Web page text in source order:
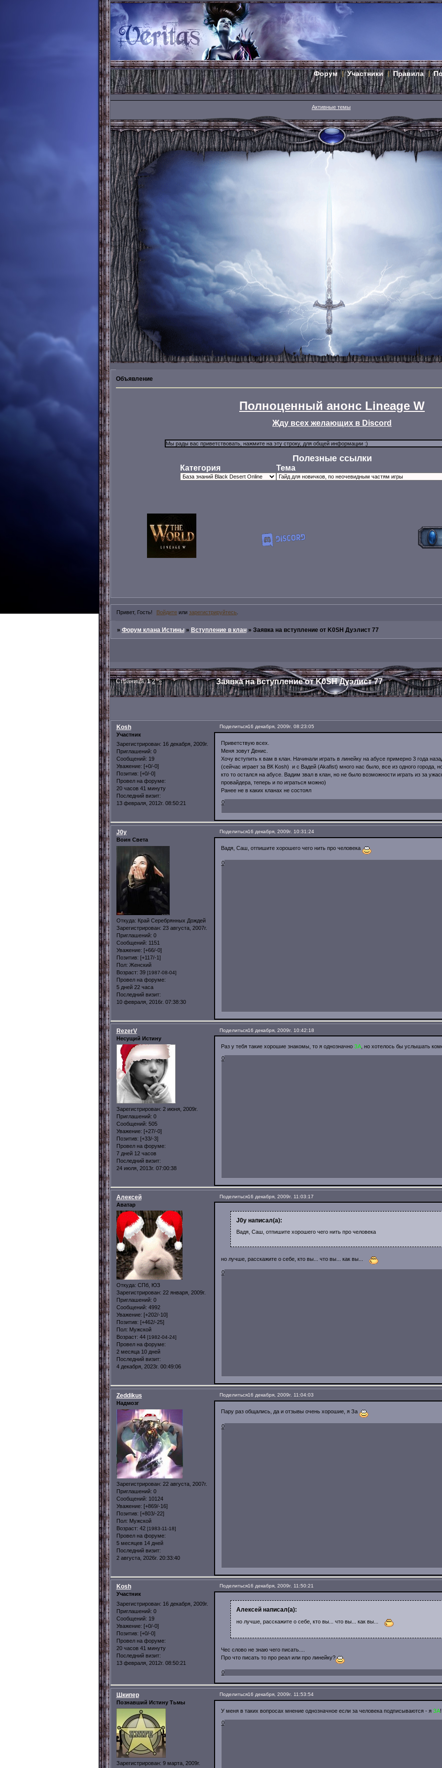
Форум Участники Правила
Активные темы
Объявление
Полноценный анонс Lineage W
Жду всех желающих в Discord
Полезные ссылки
Категория Тема
Привет, Гость! Войдите или зарегистрируйтесь
» Форум клана Истины » Вступление в клан » Заявка на вступление от K0SH Дуэлист 77
Заявка на вступление от K0SH Дуэлист 77
Страница:1 2 »
Поделиться16 декабря, 2009г. 08:23:05
Kosh
Участник
Зарегистрирован: 16 декабря, 2009г.
Приглашений: 0
Сообщений: 19
Уважение: [+0/-0]
Позитив: [+0/-0]
Провел на форуме:
20 часов 41 минуту
Последний визит:
13 февраля, 2012г. 08:50:21
Приветствую всех.
Меня зовут Денис.
Хочу вступить к вам в клан. Начинали играть в линейку на абусе примерно 3 года
(сейчас играет за ВК Kosh) и с Вадей (Akafist) много нас было, все из одного города,
кто то остался на абусе. Вадим звал в клан, но не было возможности играть из за
провайдера, теперь и по играться можно)
Ранее не в каких кланах не состоял
0
Поделиться16 декабря, 2009г. 10:31:24
J0y
Воин Света
Откуда: Край Серебрянных Дождей
Зарегистрирован: 23 августа, 2007г.
Приглашений: 0
Сообщений: 1151
Уважение: [+66/-0]
Позитив: [+117/-1]
Пол: Женский
Возраст: 39 [1987-08-04]
Провел на форуме:
5 дней 22 часа
Последний визит:
10 февраля, 2016г. 07:38:30
Вадя, Саш, отпишите хорошего чего нить про человека
0
Поделиться16 декабря, 2009г. 10:42:18
RezerV
Несущий Истину
Зарегистрирован: 2 июня, 2009г.
Приглашений: 0
Сообщений: 505
Уважение: [+27/-0]
Позитив: [+33/-3]
Провел на форуме:
7 дней 12 часов
Последний визит:
24 июля, 2013г. 07:00:38
Раз у тебя такие хорошие знакомы, то я однозначно ЗА, но хотелось бы услышать
0
Поделиться16 декабря, 2009г. 11:03:17
Алексей
Аватар
Откуда: СПб, ЮЗ
Зарегистрирован: 22 января, 2009г.
Приглашений: 0
Сообщений: 4992
Уважение: [+202/-10]
Позитив: [+462/-25]
Пол: Мужской
Возраст: 44 [1982-04-24]
Провел на форуме:
2 месяца 10 дней
Последний визит:
4 декабря, 2023г. 00:49:06
J0y написал(а):
Вадя, Саш, отпишите хорошего чего нить про человека
но лучше, расскажите о себе, кто вы... что вы... как вы...
0
Поделиться16 декабря, 2009г. 11:04:03
Zeddikus
Надмозг
Зарегистрирован: 22 августа, 2007г.
Приглашений: 0
Сообщений: 10124
Уважение: [+869/-16]
Позитив: [+803/-22]
Пол: Мужской
Возраст: 42 [1983-11-18]
Провел на форуме:
5 месяцев 14 дней
Последний визит:
2 августа, 2026г. 20:33:40
Пару раз общались, да и отзывы очень хорошие, я За
0
Поделиться16 декабря, 2009г. 11:50:21
Kosh
Участник
Зарегистрирован: 16 декабря, 2009г.
Приглашений: 0
Сообщений: 19
Уважение: [+0/-0]
Позитив: [+0/-0]
Провел на форуме:
20 часов 41 минуту
Последний визит:
13 февраля, 2012г. 08:50:21
Алексей написал(а):
но лучше, расскажите о себе, кто вы... что вы... как вы...
Чес слово не знаю чего писать....
Про что писать то про реал или про линейку?
0
Поделиться16 декабря, 2009г. 11:53:54
Шкипер
Познавший Истину Тьмы
Зарегистрирован: 9 марта, 2009г.
У меня в таких вопросах мнение однозначное если за человека подписываются - я ЗА
0